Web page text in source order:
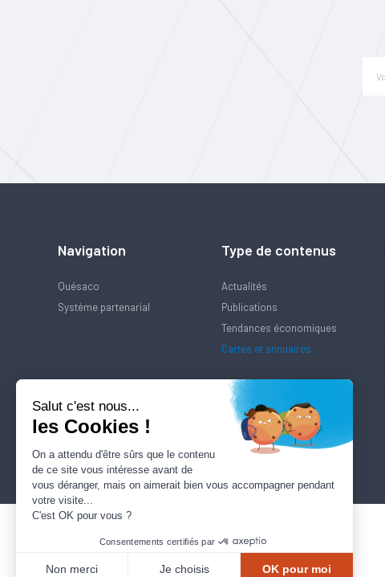
Navigation
Quésaco
Système partenarial
Type de contenus
Actualités
Publications
Tendances économiques
Cartes et annuaires
Salut c'est nous...
les Cookies !
On a attendu d'être sûrs que le contenu
de ce site vous intéresse avant de
vous déranger, mais on aimerait bien vous accompagner pendant
votre visite...
C'est OK pour vous ?
Consentements certifiés par
Non merci Je choisis OK pour moi